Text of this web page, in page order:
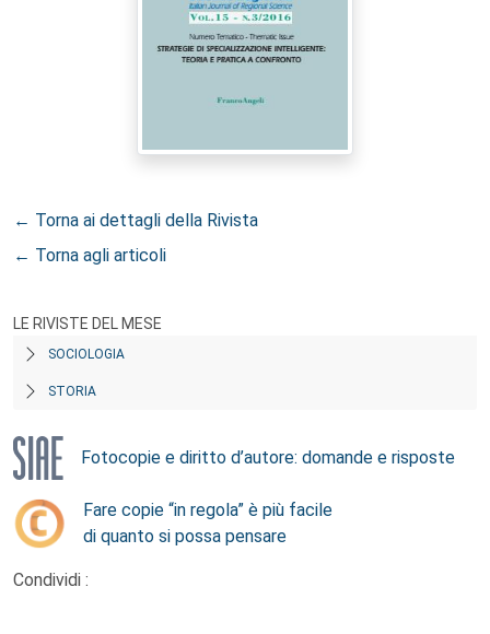
← Torna ai dettagli della Rivista
← Torna agli articoli
LE RIVISTE DEL MESE
SOCIOLOGIA
STORIA
Fotocopie e diritto d’autore: domande e risposte
Fare copie “in regola” è più facile
di quanto si possa pensare
Condividi :